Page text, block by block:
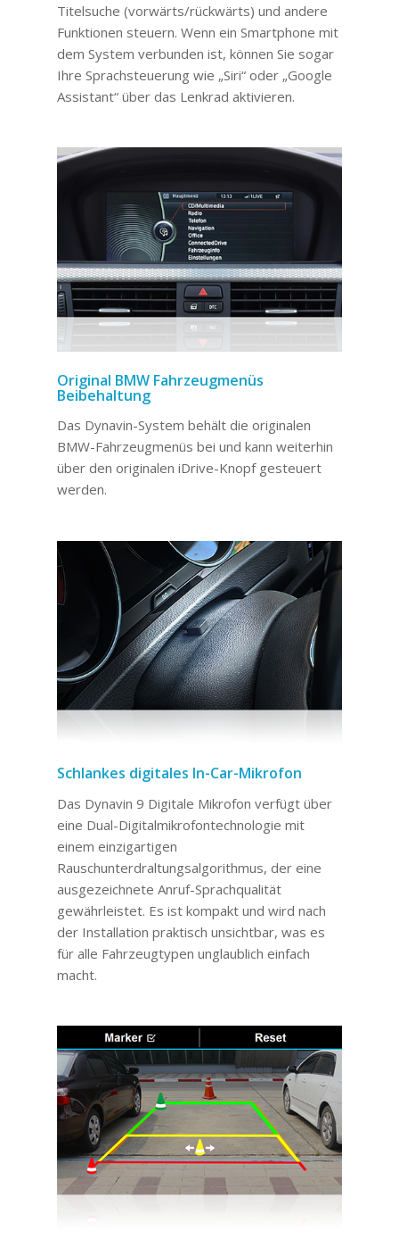
Titelsuche (vorwärts/rückwärts) und andere
Funktionen steuern. Wenn ein Smartphone mit
dem System verbunden ist, können Sie sogar
Ihre Sprachsteuerung wie „Siri“ oder „Google
Assistant“ über das Lenkrad aktivieren.
Original BMW Fahrzeugmenüs
Beibehaltung
Das Dynavin-System behält die originalen
BMW-Fahrzeugmenüs bei und kann weiterhin
über den originalen iDrive-Knopf gesteuert
werden.
Schlankes digitales In-Car-Mikrofon
Das Dynavin 9 Digitale Mikrofon verfügt über
eine Dual-Digitalmikrofontechnologie mit
einem einzigartigen
Rauschunterdraltungsalgorithmus, der eine
ausgezeichnete Anruf-Sprachqualität
gewährleistet. Es ist kompakt und wird nach
der Installation praktisch unsichtbar, was es
für alle Fahrzeugtypen unglaublich einfach
macht.